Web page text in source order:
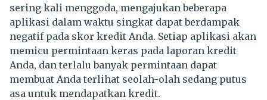
sering kali menggoda, mengajukan beberapa
aplikasi dalam waktu singkat dapat berdampak
negatif pada skor kredit Anda. Setiap aplikasi akan
memicu permintaan keras pada laporan kredit
Anda, dan terlalu banyak permintaan dapat
membuat Anda terlihat seolah-olah sedang putus
asa untuk mendapatkan kredit.